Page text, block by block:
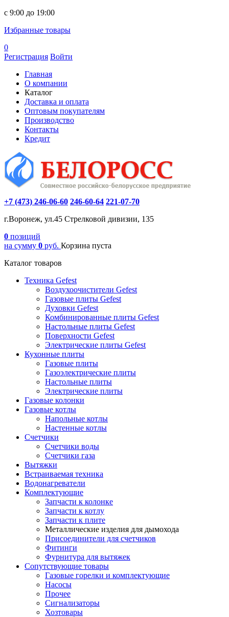
c 9:00 до 19:00
Избранные товары
0
Регистрация Войти
Главная
О компании
Каталог
Доставка и оплата
Оптовым покупателям
Производство
Контакты
Кредит
+7 (473) 246-06-60 246-60-64 221-07-70
г.Воронеж, ул.45 Стрелковой дивизии, 135
0 позиций
на сумму 0 руб. Корзина пуста
Каталог товаров
Техника Gefest
Воздухоочистители Gefest
Газовые плиты Gefest
Духовки Gefest
Комбинированные плиты Gefest
Настольные плиты Gefest
Поверхности Gefest
Электрические плиты Gefest
Кухонные плиты
Газовые плиты
Газоэлектрические плиты
Настольные плиты
Электрические плиты
Газовые колонки
Газовые котлы
Напольные котлы
Настенные котлы
Счетчики
Счетчики воды
Счетчики газа
Вытяжки
Встраиваемая техника
Водонагреватели
Комплектующие
Запчасти к колонке
Запчасти к котлу
Запчасти к плите
Металлические изделия для дымохода
Присоединители для счетчиков
Фитинги
Фурнитура для вытяжек
Сопутствующие товары
Газовые горелки и комплектующие
Насосы
Прочее
Сигнализаторы
Хозтовары